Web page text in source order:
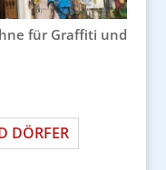
für Graffiti und
DÖRFER